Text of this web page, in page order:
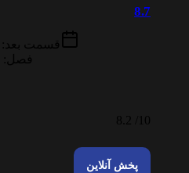
8.7
قسمت بعد:
فصل:
10/
8.2
پخش آنلاین